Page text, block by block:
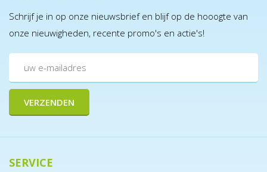
Schrijf je in op onze nieuwsbrief en blijf op de hooogte van
onze nieuwigheden, recente promo's en actie's!
SERVICE